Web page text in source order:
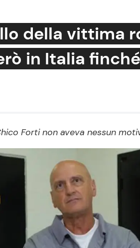
Mamma
benessere
della vittima
in Italia
Forti non aveva nessun